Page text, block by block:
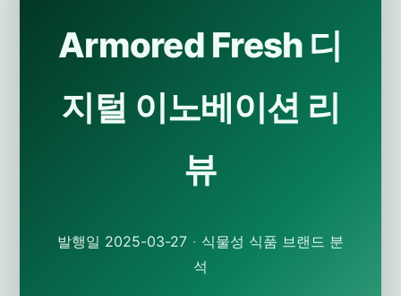
Armored Fresh 디
지털 이노베이션 리
뷰
발행일 2025-03-27 · 식물성 식품 브랜드 분
석